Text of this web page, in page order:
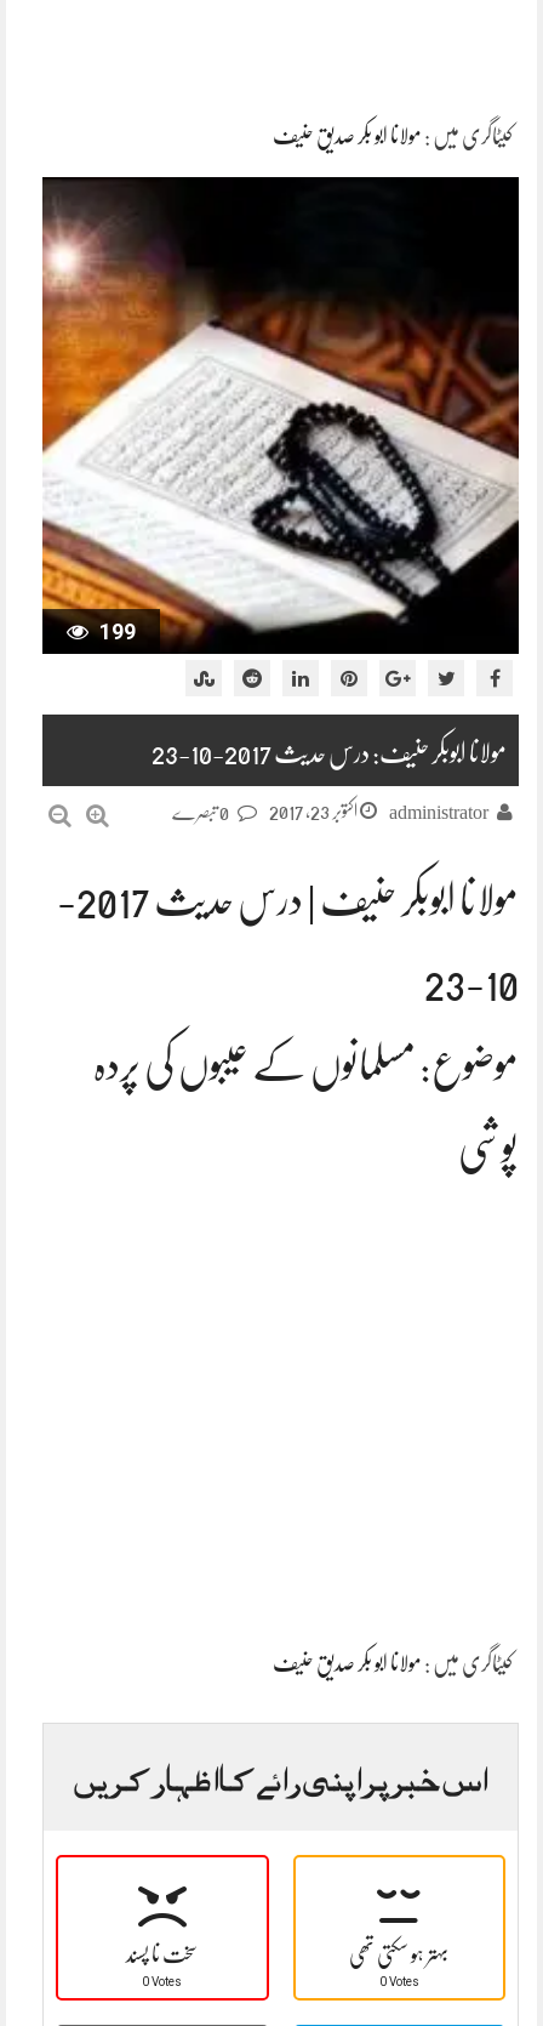
کیٹاگری میں : مولانا ابو بکر صدیق حنیف
199
مولانا ابوبکر حنیف: درس حدیث 2017-10-23
administrator اکتوبر 23, 2017
مولانا ابوبکر حنیف | درس حدیث 2017-
10-23
موضوع: مسلمانوں کے عیبوں کی پردہ
پوشی
کیٹاگری میں : مولانا ابو بکر صدیق حنیف
اس خبر پر اپنی رائے کا اظہار کریں
سخت نا پسند
0 Votes
بہتر ہو سکتی تھی
0 Votes